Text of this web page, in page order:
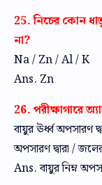
25. নিচের কোন
না?
Na / Zn / Al / K
Ans. Zn
26. পরীক্ষাগারে
বায়ুর ঊর্ধ্ব অপসারণ
অপসারণ দ্বারা /
Ans. বায়ুর নিম্ন